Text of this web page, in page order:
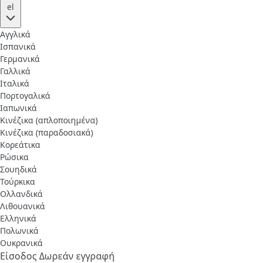
el
Αγγλικά
Ισπανικά
Γερμανικά
Γαλλικά
Ιταλικά
Πορτογαλικά
Ιαπωνικά
Κινέζικα (απλοποιημένα)
Κινέζικα (παραδοσιακά)
Κορεάτικα
Ρώσικα
Σουηδικά
Τούρκικα
Ολλανδικά
Λιθουανικά
Ελληνικά
Πολωνικά
Ουκρανικά
ΕίσοδοςΔωρεάν εγγραφή